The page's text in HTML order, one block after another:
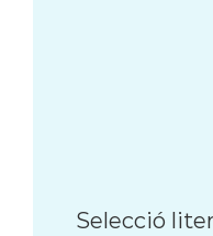
Selecció